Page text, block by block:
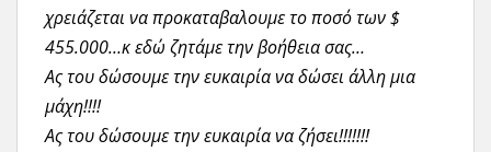
χρειάζεται να προκαταβαλουμε το ποσό των $
455.000…κ εδώ ζητάμε την βοήθεια σας…
Ας του δώσουμε την ευκαιρία να δώσει άλλη μια
μάχη!!!!
Ας του δώσουμε την ευκαιρία να ζήσει!!!!!!!